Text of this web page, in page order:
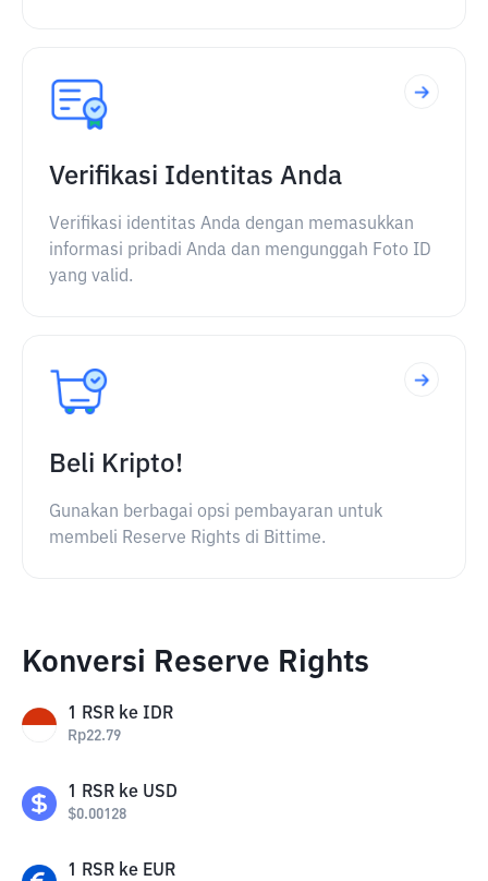
Verifikasi Identitas Anda
Verifikasi identitas Anda dengan memasukkan
informasi pribadi Anda dan mengunggah Foto ID
yang valid.
Beli Kripto!
Gunakan berbagai opsi pembayaran untuk
membeli Reserve Rights di Bittime.
Konversi Reserve Rights
1 RSR ke IDR
Rp22.79
1 RSR ke USD
$0.00128
1 RSR ke EUR